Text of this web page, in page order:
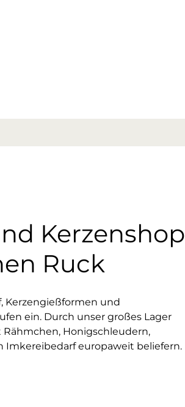
Kerzenshop
Ruck
Kerzengießformen und
ein. Durch unser großes Lager
Honigschleudern,
europaweit beliefern.